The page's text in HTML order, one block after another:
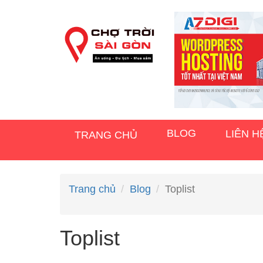
TRANG CHỦ BLOG LIÊN
Trang chủ Blog Toplist
Toplist